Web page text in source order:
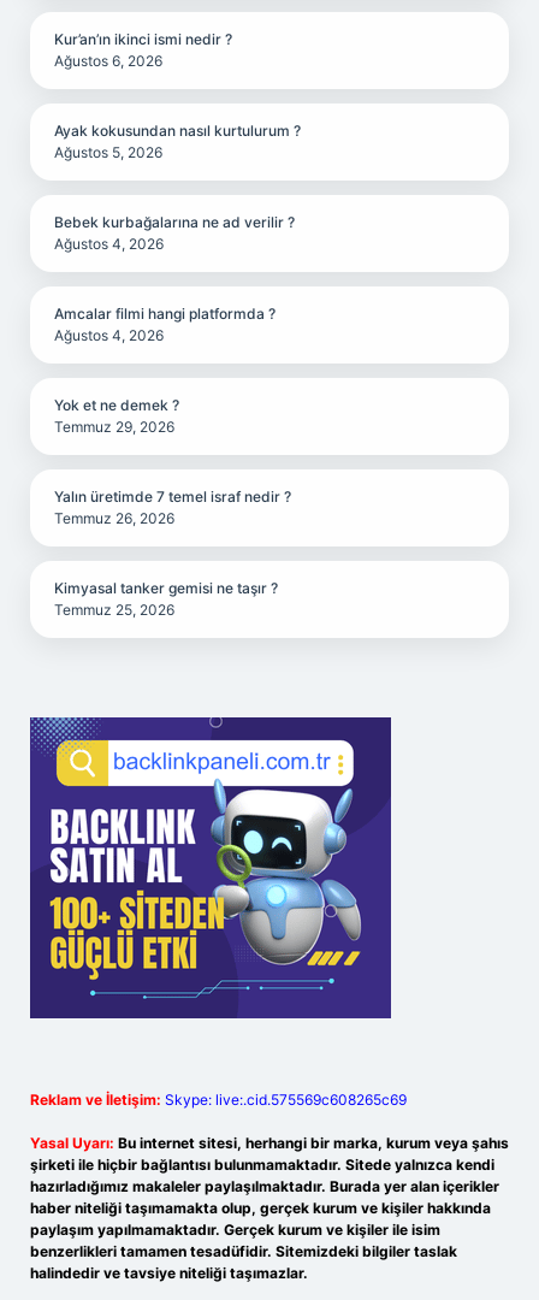
Kur’an’ın ikinci ismi nedir ?
Ağustos 6, 2026
Ayak kokusundan nasıl kurtulurum ?
Ağustos 5, 2026
Bebek kurbağalarına ne ad verilir ?
Ağustos 4, 2026
Amcalar filmi hangi platformda ?
Ağustos 4, 2026
Yok et ne demek ?
Temmuz 29, 2026
Yalın üretimde 7 temel israf nedir ?
Temmuz 26, 2026
Kimyasal tanker gemisi ne taşır ?
Temmuz 25, 2026
Reklam ve İletişim: Skype: live:.cid.575569c608265c69
Yasal Uyarı: Bu internet sitesi, herhangi bir marka, kurum veya şahıs
şirketi ile hiçbir bağlantısı bulunmamaktadır. Sitede yalnızca kendi
hazırladığımız makaleler paylaşılmaktadır. Burada yer alan içerikler
haber niteliği taşımamakta olup, gerçek kurum ve kişiler hakkında
paylaşım yapılmamaktadır. Gerçek kurum ve kişiler ile isim
benzerlikleri tamamen tesadüfidir. Sitemizdeki bilgiler taslak
halindedir ve tavsiye niteliği taşımazlar.